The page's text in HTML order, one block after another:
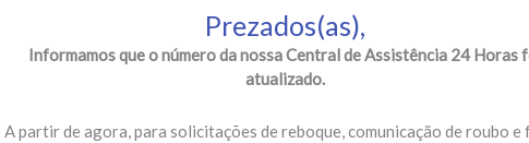
Prezados(as),
Informamos que o número da nossa Central de Assistência 24 Horas
atualizado.
A partir de agora, para solicitações de reboque, comunicação de roubo e